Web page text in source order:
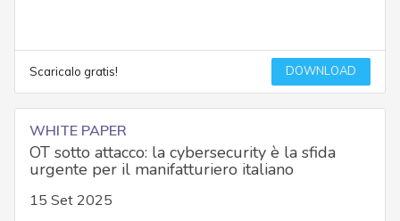
Scaricalo gratis! DOWNLOAD
WHITE PAPER
OT sotto attacco: la cybersecurity è la sfida
urgente per il manifatturiero italiano
15 Set 2025